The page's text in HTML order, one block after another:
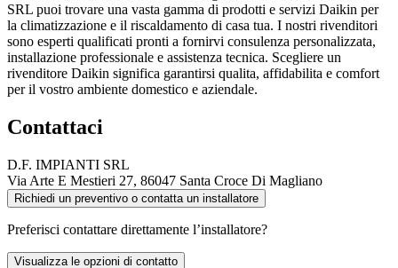
SRL puoi trovare una vasta gamma di prodotti e servizi Daikin per
la climatizzazione e il riscaldamento di casa tua. I nostri rivenditori
sono esperti qualificati pronti a fornirvi consulenza personalizzata,
installazione professionale e assistenza tecnica. Scegliere un
rivenditore Daikin significa garantirsi qualita, affidabilita e comfort
per il vostro ambiente domestico e aziendale.
Contattaci
D.F. IMPIANTI SRL
Via Arte E Mestieri 27, 86047 Santa Croce Di Magliano
Richiedi un preventivo o contatta un installatore
Preferisci contattare direttamente l’installatore?
Visualizza le opzioni di contatto